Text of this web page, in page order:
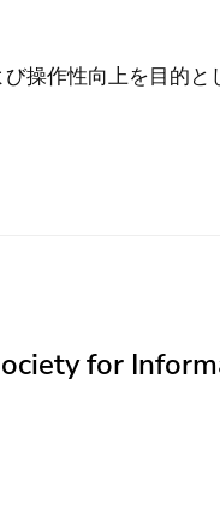
操作性向上を目的と
for